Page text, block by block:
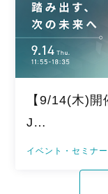
【9/14(木)
J…
イベント・セミナー